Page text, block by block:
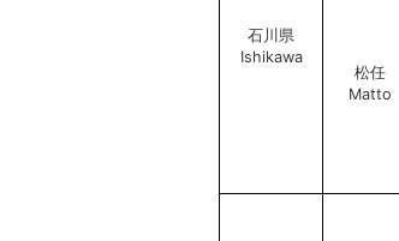
石川県
Ishikawa
松任
Matto